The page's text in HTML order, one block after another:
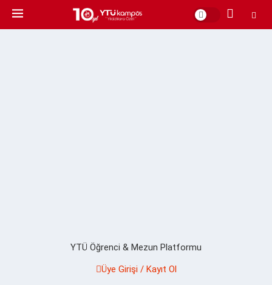
YTÜ Öğrenci & Mezun Platformu
Üye Girişi / Kayıt Ol